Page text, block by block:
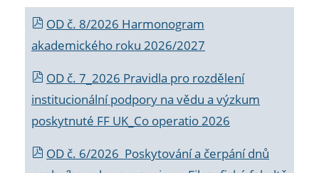
OD č. 8/2026 Harmonogram
akademického roku 2026/2027
OD č. 7_2026 Pravidla pro rozdělení
institucionální podpory na vědu a výzkum
poskytnuté FF UK_Co operatio 2026
OD č. 6/2026 Poskytování a čerpání dnů